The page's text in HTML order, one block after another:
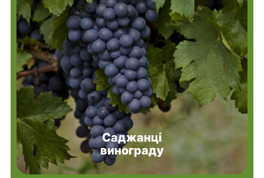
Саджанці
винограду